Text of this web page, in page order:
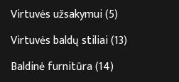
Virtuvės užsakymui(5)
Virtuvės baldų stiliai(13)
Baldinė furnitūra(14)